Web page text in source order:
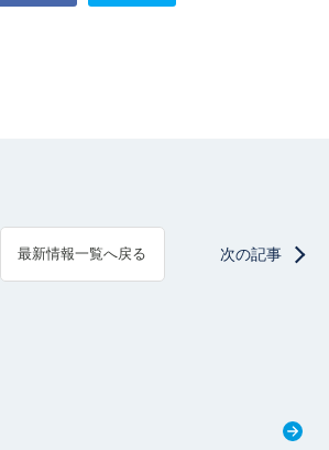
最新情報一覧へ戻る 次の記事